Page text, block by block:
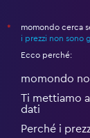
*
momondo cerca
i prezzi non sono
Ecco perché:
momondo
Ti mettiamo
dati
Perché i